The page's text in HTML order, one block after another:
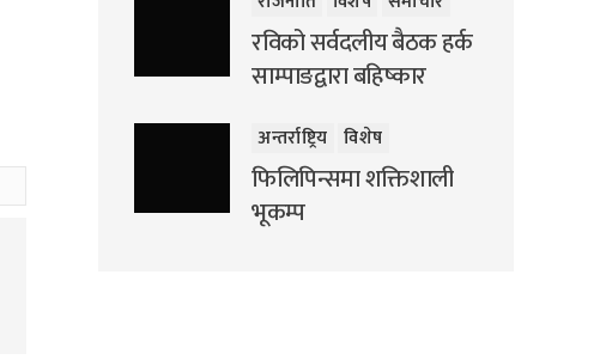
रविको सर्वदलीय बैठक हर्क
साम्पाङद्वारा बहिष्कार
अन्तर्राष्ट्रिय विशेष
फिलिपिन्समा शक्तिशाली
भूकम्प